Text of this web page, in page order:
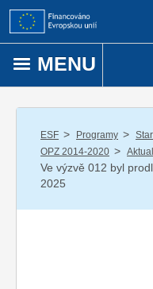
Přejít k obsahu
MENU
ESF / Programy /
OPZ 2014-2020 /
Ve výzvě 012 byl
2025